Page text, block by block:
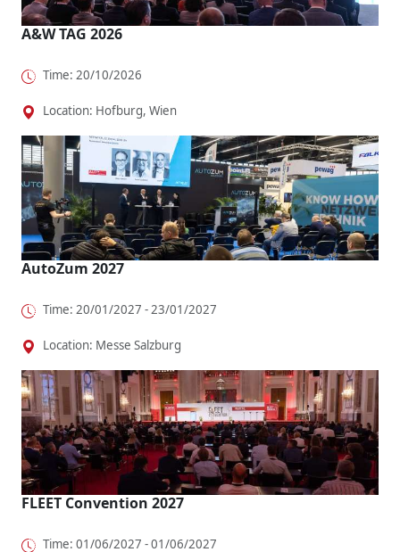
A&W TAG 2026
Time: 20/10/2026
Location: Hofburg, Wien
AutoZum 2027
Time: 20/01/2027 - 23/01/2027
Location: Messe Salzburg
FLEET Convention 2027
Time: 01/06/2027 - 01/06/2027